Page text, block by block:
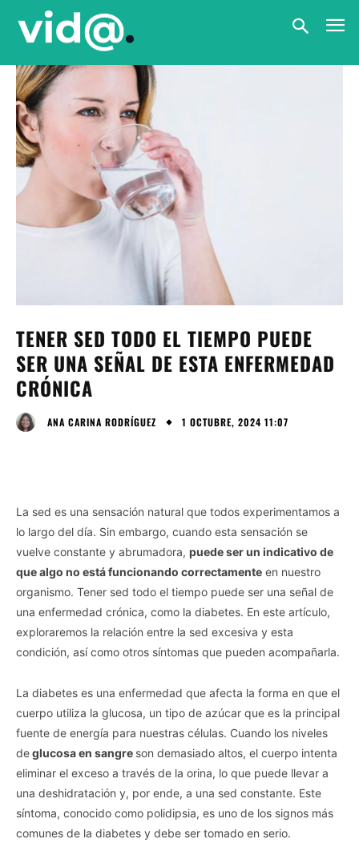
TENER SED TODO EL TIEMPO PUEDE
SER UNA SEÑAL DE ESTA ENFERMEDAD
CRÓNICA
ANA CARINA RODRÍGUEZ 1 OCTUBRE, 2024 11:07
La sed es una sensación natural que todos experimentamos a
lo largo del día. Sin embargo, cuando esta sensación se
vuelve constante y abrumadora, puede ser un indicativo de
que algo no está funcionando correctamente en nuestro
organismo. Tener sed todo el tiempo puede ser una señal de
una enfermedad crónica, como la diabetes. En este artículo,
exploraremos la relación entre la sed excesiva y esta
condición, así como otros síntomas que pueden acompañarla.
La diabetes es una enfermedad que afecta la forma en que el
cuerpo utiliza la glucosa, un tipo de azúcar que es la principal
fuente de energía para nuestras células. Cuando los niveles
deglucosa en sangre son demasiado altos, el cuerpo intenta
eliminar el exceso a través de la orina, lo que puede llevar a
una deshidratación y, por ende, a una sed constante. Este
síntoma, conocido como polidipsia, es uno de los signos más
comunes de la diabetes y debe ser tomado en serio.